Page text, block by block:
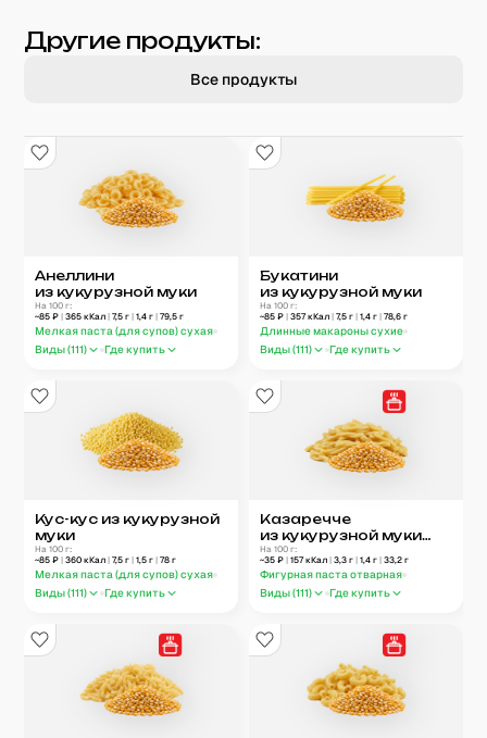
Другие продукты:
Все продукты
Анеллини
из кукурузной муки
На 100 г:
~85 ₽| 365 кКал| 7,5 г| 1,4 г| 79,5 г
Мелкая паста (для супов) сухая
Виды (111) Где купить
Букатини
из кукурузной муки
На 100 г:
~85 ₽ | 357кКал | 7,5 г | 1,4 г | 78,6 г
Длинные макароны сухие
Виды (111) Где купить
Кус-кус из кукурузной
муки
На 100 г:
~85 ₽| 360 кКал| 7,5 г| 1,5 г| 78 г
Мелкая паста (для супов) сухая
Виды (111) Где купить
Казаречче
из кукурузной муки
отварные
На 100 г:
~35 ₽ | 157кКал | 3,3 г | 1,4 г | 33,2 г
Фигурная паста отварная
Виды (111) Где купить